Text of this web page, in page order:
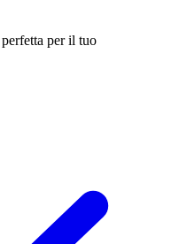
per il tuo